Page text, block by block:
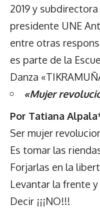
2019 y
presidente UNE
entre otras
es parte de la
Danza
«Mujer
Por Tatiana
Ser mujer
Es tomar las
Forjarlas en la
Levantar la frente
Decir ¡¡¡NO!!!